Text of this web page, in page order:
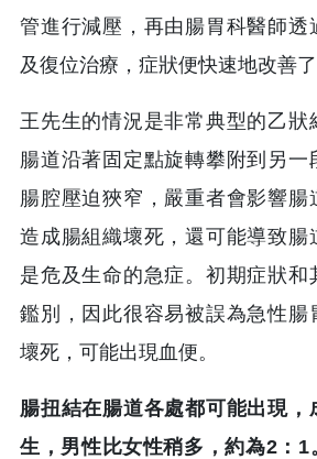
管進行減壓，再由腸胃科醫師透
及復位治療，症狀便快速地改善了
王先生的情況是非常典型的乙狀
腸道沿著固定點旋轉攀附到另一
腸腔壓迫狹窄，嚴重者會影響腸
造成腸組織壞死，還可能導致腸
是危及生命的急症。初期症狀和
鑑別，因此很容易被誤為急性腸
壞死，可能出現血便。
腸扭結在腸道各處都可能出現，
生，男性比女性稍多，約為2：1